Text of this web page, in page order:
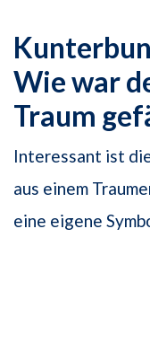
Wie war
Traum
Interessant ist
aus einem
eine eigene